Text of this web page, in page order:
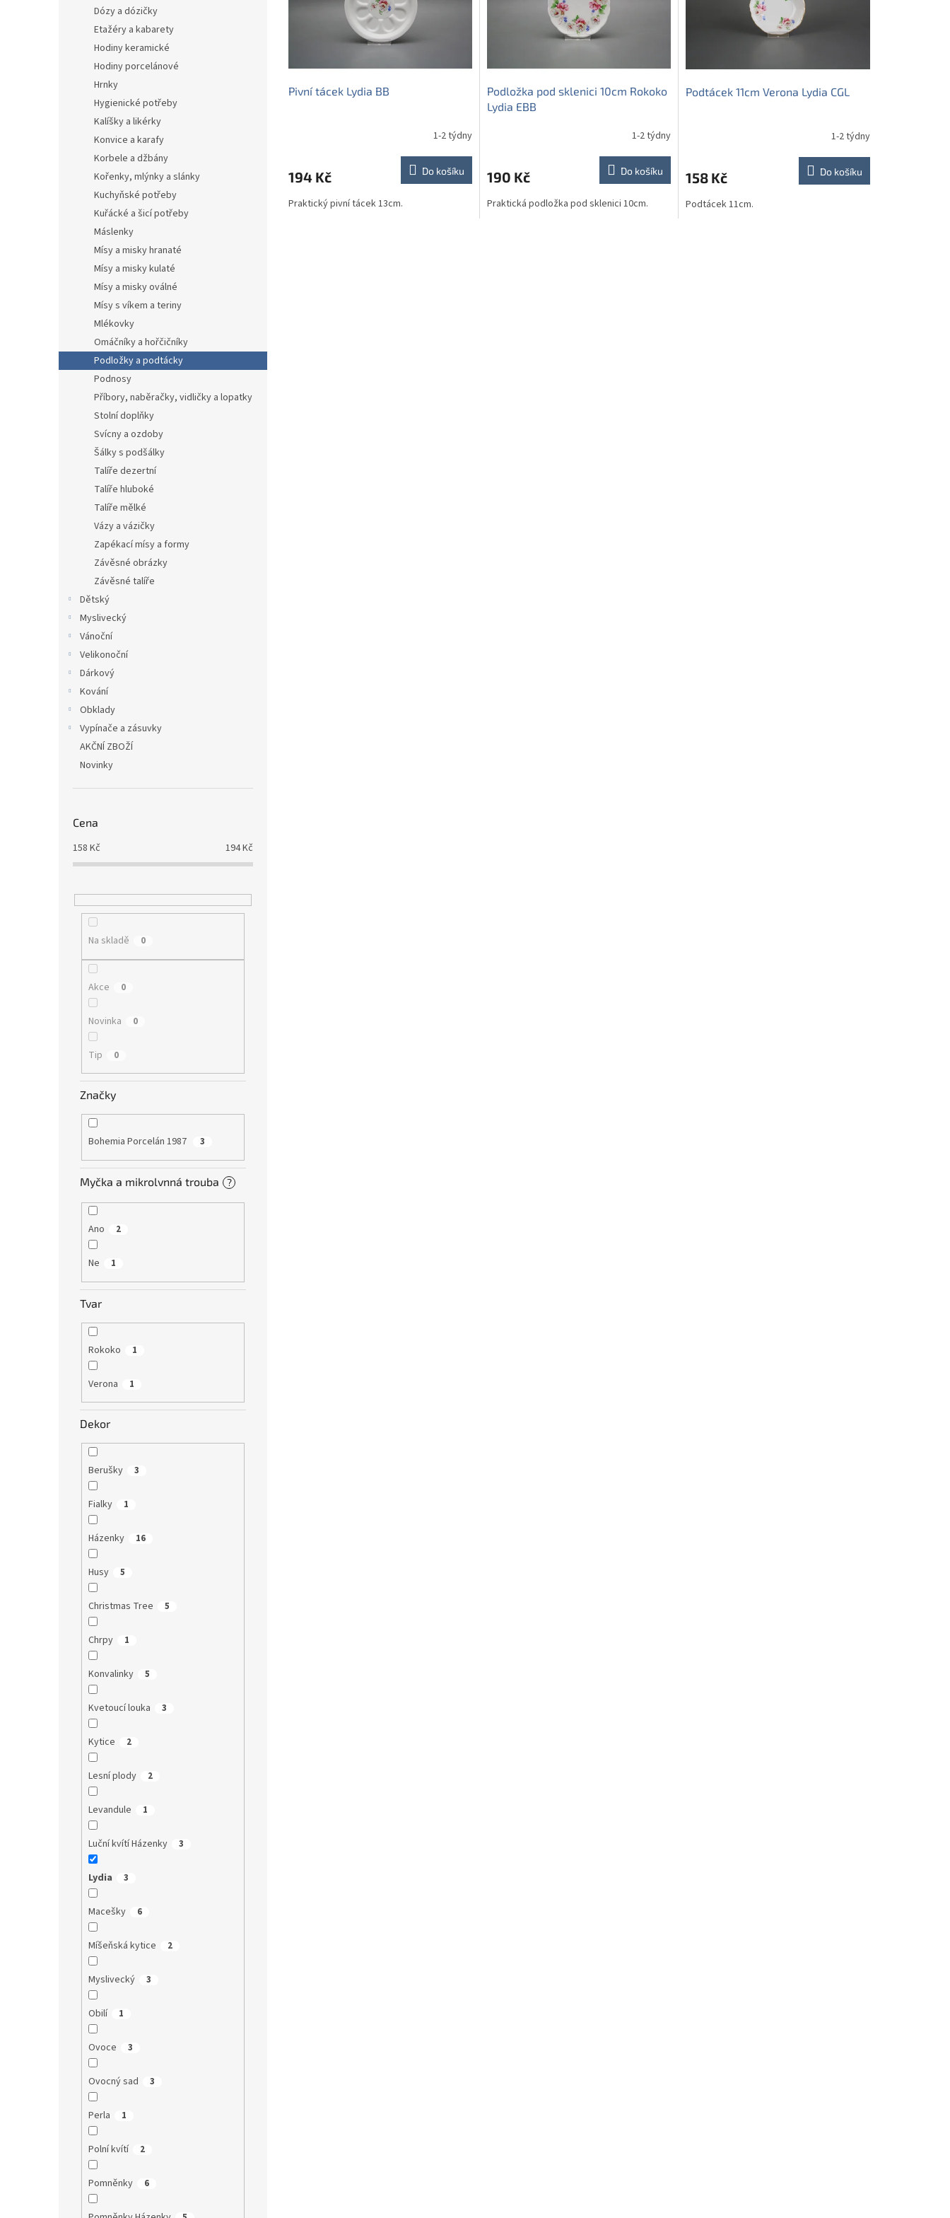
Dózy a dózičky
Etažéry a kabarety
Hodiny keramické
Hodiny porcelánové
Hrnky
Hygienické potřeby
Kalíšky a likérky
Konvice a karafy
Korbele a džbány
Kořenky, mlýnky a slánky
Kuchyňské potřeby
Kuřácké a šicí potřeby
Máslenky
Mísy a misky hranaté
Mísy a misky kulaté
Mísy a misky oválné
Mísy s víkem a teriny
Mlékovky
Omáčníky a hořčičníky
Podložky a podtácky
Podnosy
Příbory, naběračky, vidličky a lopatky
Stolní doplňky
Svícny a ozdoby
Šálky s podšálky
Talíře dezertní
Talíře hluboké
Talíře mělké
Vázy a vázičky
Zapékací mísy a formy
Závěsné obrázky
Závěsné talíře
Dětský
Myslivecký
Vánoční
Velikonoční
Dárkový
Kování
Obklady
Vypínače a zásuvky
AKČNÍ ZBOŽÍ
Novinky
Cena
158 Kč 194Kč
Na skladě 0
Akce 0
Novinka 0
Tip 0
Značky
Bohemia Porcelán 1987 3
Myčka a mikrolvnná trouba ?
Ano 2
Ne 1
Tvar
Rokoko 1
Verona 1
Dekor
Berušky 3
Fialky 1
Házenky 16
Husy 5
Christmas Tree 5
Chrpy 1
Konvalinky 5
Kvetoucí louka 3
Kytice 2
Lesní plody 2
Levandule 1
Luční kvítí Házenky 3
Lydia 3
Macešky 6
Míšeňská kytice 2
Myslivecký 3
Obilí 1
Ovoce 3
Ovocný sad 3
Perla 1
Polní kvítí 2
Pomněnky 6
Pivní tácek Lydia BB
1-2 týdny
194 Kč Do košíku
Praktický pivní tácek 13cm.
Podložka pod sklenici 10cm Rokoko
Lydia EBB
1-2 týdny
190 Kč Do košíku
Praktická podložka pod sklenici 10cm.
Podtácek 11cm Verona Lydia CGL
1-2 týdny
158 Kč Do košíku
Podtácek 11cm.